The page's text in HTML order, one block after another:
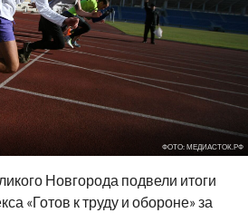
ФОТО: МЕДИАСТОК.РФ
Новгорода подвели итоги
«Готов к труду и обороне» за